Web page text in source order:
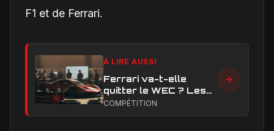
F1 et de Ferrari.
À LIRE AUSSI
Ferrari va-t-elle
quitter le WEC ? Les
vrais enjeux
COMPÉTITION